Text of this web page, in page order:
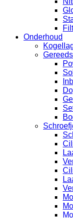
Onderhoud